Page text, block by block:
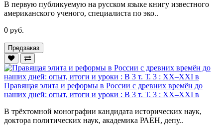
В первую публикуемую на русском языке книгу известного
американского ученого, специалиста по эко..
0 руб.
Предзаказ
Правящая элита и реформы в России с древних времён до
наших дней: опыт, итоги и уроки : В 3 т. Т. 3 : XX–XXI в
В трёхтомной монографии кандидата исторических наук,
доктора политических наук, академика РАЕН, депу..